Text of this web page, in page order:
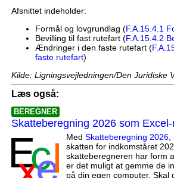
Afsnittet indeholder:
Formål og lovgrundlag (F.A.15.4.1
Bevilling til fast rutefart (F.A.15.4.2
Ændringer i den faste rutefart (
faste rutefart)
Kilde: Ligningsvejledningen/Den Juridiske
Læs også:
BEREGNER
Skatteberegning 2026 som
Med Skatteberegning 2026,
skatten for indkomståret
skatteberegneren har form
er det muligt at gemme de
på din egen computer. Skal